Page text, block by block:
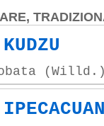
KUDZU
(Willd.)